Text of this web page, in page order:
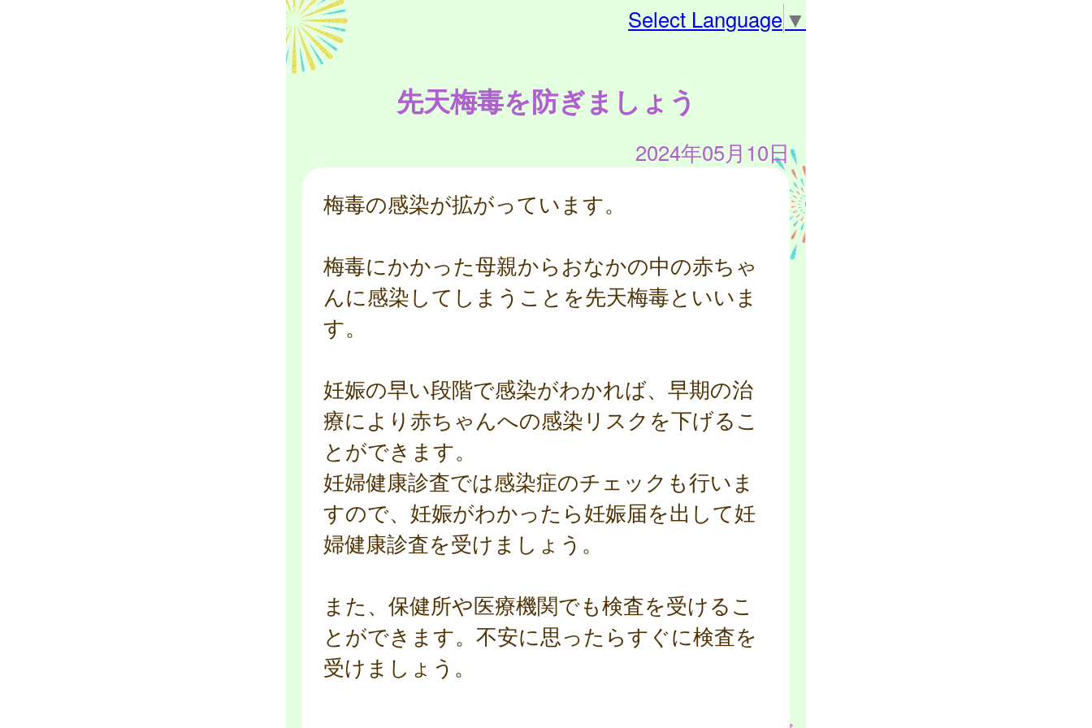
Select Language ▼
先天梅毒を防ぎましょう
2024年05月10日
梅毒の感染が拡がっています。
梅毒にかかった母親からおなかの中の赤ちゃ
んに感染してしまうことを先天梅毒といいま
す。
妊娠の早い段階で感染がわかれば、早期の治
療により赤ちゃんへの感染リスクを下げるこ
とができます。
妊婦健康診査では感染症のチェックも行いま
すので、妊娠がわかったら妊娠届を出して妊
婦健康診査を受けましょう。
また、保健所や医療機関でも検査を受けるこ
とができます。不安に思ったらすぐに検査を
受けましょう。